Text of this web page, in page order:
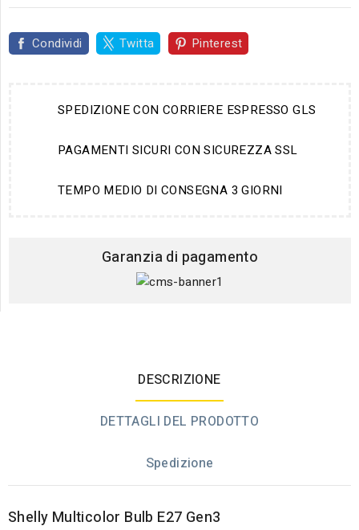
Condividi Twitta Pinterest
SPEDIZIONE CON CORRIERE ESPRESSO GLS
PAGAMENTI SICURI CON SICUREZZA SSL
TEMPO MEDIO DI CONSEGNA 3 GIORNI
Garanzia di pagamento
DESCRIZIONE
DETTAGLI DEL PRODOTTO
Spedizione
Shelly Multicolor Bulb E27 Gen3